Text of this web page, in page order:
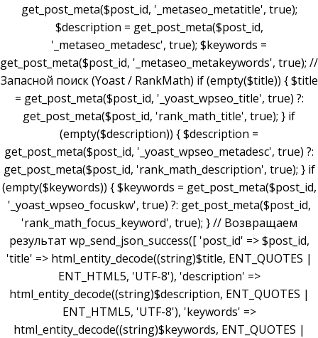
get_post_meta($post_id, '_metaseo_metatitle', true);
$description = get_post_meta($post_id,
'_metaseo_metadesc', true); $keywords =
get_post_meta($post_id, '_metaseo_metakeywords', true); //
Запасной поиск (Yoast / RankMath) if (empty($title)) { $title
= get_post_meta($post_id, '_yoast_wpseo_title', true) ?:
get_post_meta($post_id, 'rank_math_title', true); } if
(empty($description)) { $description =
get_post_meta($post_id, '_yoast_wpseo_metadesc', true) ?:
get_post_meta($post_id, 'rank_math_description', true); } if
(empty($keywords)) { $keywords = get_post_meta($post_id,
'_yoast_wpseo_focuskw', true) ?: get_post_meta($post_id,
'rank_math_focus_keyword', true); } // Возвращаем
результат wp_send_json_success([ 'post_id' => $post_id,
'title' => html_entity_decode((string)$title, ENT_QUOTES |
ENT_HTML5, 'UTF-8'), 'description' =>
html_entity_decode((string)$description, ENT_QUOTES |
ENT_HTML5, 'UTF-8'), 'keywords' =>
html_entity_decode((string)$keywords, ENT_QUOTES |